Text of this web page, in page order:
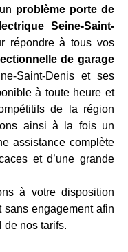
problème porte de
Seine-Saint-
répondre à tous vos
de garage
Saint-Denis et ses
à toute heure et
de la région
ainsi à la fois un
assistance complète
et d’une grande
à votre disposition
sans engagement afin
de nos tarifs.